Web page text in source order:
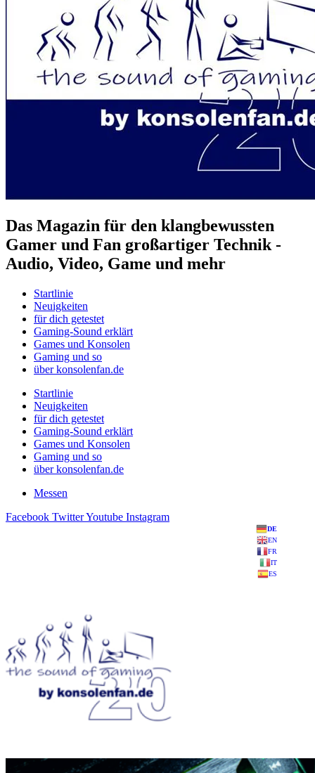
Das Magazin für den klangbewussten
Gamer und Fan großartiger Technik -
Audio, Video, Game und mehr
Startlinie
Neuigkeiten
für dich getestet
Gaming-Sound erklärt
Games und Konsolen
Gaming und so
über konsolenfan.de
Startlinie
Neuigkeiten
für dich getestet
Gaming-Sound erklärt
Games und Konsolen
Gaming und so
über konsolenfan.de
Messen
Facebook TwitterYoutube Instagram
DE
EN
FR
IT
ES